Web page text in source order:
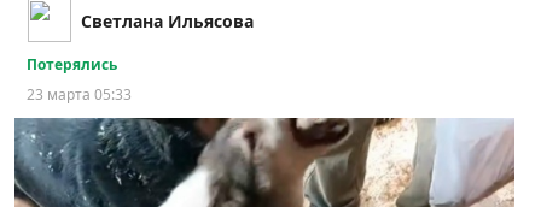
Светлана Ильясова
Потерялись
23 марта 05:33